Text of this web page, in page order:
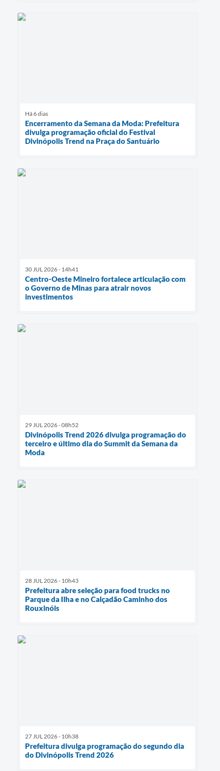
Há 6 dias
Encerramento da Semana da Moda: Prefeitura
divulga programação oficial do Festival
Divinópolis Trend na Praça do Santuário
30 JUL 2026 - 14h41
Centro-Oeste Mineiro fortalece articulação com
o Governo de Minas para atrair novos
investimentos
29 JUL 2026 - 08h52
Divinópolis Trend 2026 divulga programação do
terceiro e último dia do Summit da Semana da
Moda
28 JUL 2026 - 10h43
Prefeitura abre seleção para food trucks no
Parque da Ilha e no Calçadão Caminho dos
Rouxinóis
27 JUL 2026 - 10h38
Prefeitura divulga programação do segundo dia
do Divinópolis Trend 2026